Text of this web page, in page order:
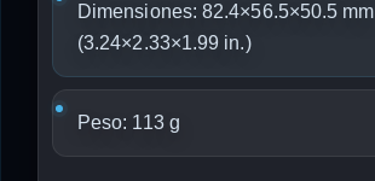
Dimensiones: 82.4×56.5×50.5 mm
(3.24×2.33×1.99 in.)
Peso: 113 g